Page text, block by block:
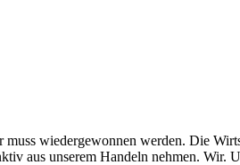
wiedergewonnen werden. Die
aus unserem Handeln nehmen. Wir.